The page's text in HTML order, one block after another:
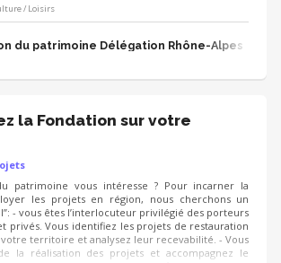
de sa collecte, jusqu'à la clôture du
au développement des adhésions et des
donateurs, partenariats, etc.) pour pérenniser
/ Loisirs
du patrimoine Délégation Rhône-Alpes
la Fondation sur votre
patrimoine vous intéresse ? Pour incarner la
les projets en région, nous cherchons un
- vous êtes l’interlocuteur privilégié des porteurs
privés. Vous identifiez les projets de restauration
territoire et analysez leur recevabilité. - Vous
la réalisation des projets et accompagnez le